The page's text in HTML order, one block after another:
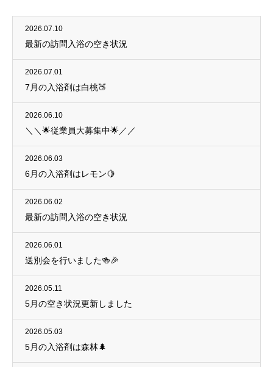
2026.07.10
最新の訪問入浴の空き状況
2026.07.01
7月の入浴剤は白桃🍑
2026.06.10
＼＼🌟従業員大募集中🌟／／
2026.06.03
6月の入浴剤はレモン🍋
2026.06.02
最新の訪問入浴の空き状況
2026.06.01
送別会を行いました🍻🎉
2026.05.11
5月の空き状況更新しました
2026.05.03
5月の入浴剤は森林🌲